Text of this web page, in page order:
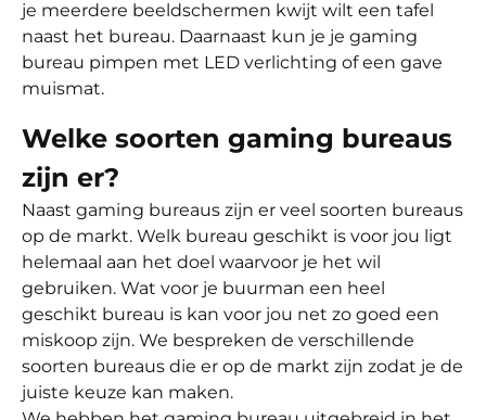
je meerdere beeldschermen kwijt wilt een tafel
naast het bureau. Daarnaast kun je je gaming
bureau pimpen met LED verlichting of een gave
muismat.
Welke soorten gaming bureaus
zijn er?
Naast gaming bureaus zijn er veel soorten bureaus
op de markt. Welk bureau geschikt is voor jou ligt
helemaal aan het doel waarvoor je het wil
gebruiken. Wat voor je buurman een heel
geschikt bureau is kan voor jou net zo goed een
miskoop zijn. We bespreken de verschillende
soorten bureaus die er op de markt zijn zodat je de
juiste keuze kan maken.